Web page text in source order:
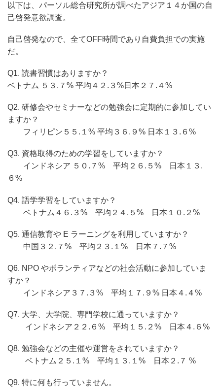
以下は、パーソル総合研究所が調べたアジア１４か国の自
己啓発意欲調査。
自己啓発なので、全てOFF時間であり自費負担での実施
だ。
Q1. 読書習慣はありますか？
ベトナム ５３.７% 平均４２.３%日本２７.４%
Q2. 研修会やセミナーなどの勉強会に定期的に参加してい
ますか？
フィリピン５５.１% 平均３６.９% 日本１３.６%
Q3. 資格取得のための学習をしていますか？
インドネシア ５０.７% 平均２６.５% 日本１３.
６%
Q4. 語学学習をしていますか？
ベトナム４６.３% 平均２４.５% 日本１０.２%
Q5. 通信教育や E ラーニングを利用していますか？
中国３２.７% 平均２３.１% 日本７.７%
Q6. NPO やボランティアなどの社会活動に参加していま
すか？
インドネシア３７.３% 平均１７.９% 日本４.４%
Q7. 大学、大学院、専門学校に通っていますか？
インドネシア２２.６% 平均１５.２% 日本４.６%
Q8. 勉強会などの主催や運営をされていますか？
ベトナム２５.１% 平均１３.１% 日本２.７ %
Q9. 特に何も行っていません。